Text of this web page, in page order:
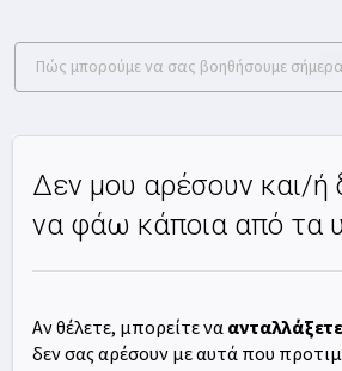
Δεν μου αρέσουν και/ή
να φάω κάποια από τα
Αν θέλετε, μπορείτε να
δεν σας αρέσουν με αυτά που